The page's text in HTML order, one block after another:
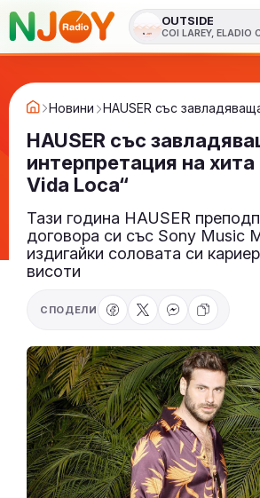
OUTSIDE
COI LAREY, ELADIO
Новини HAUSER със
HAUSER със
интерпретация на хита
Vida Loca“
Тази година HAUSER
договора си със Sony Music
издигайки соловата си
висоти
СПОДЕЛИ